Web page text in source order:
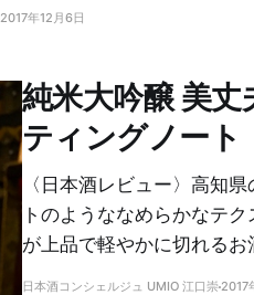
2017年12月6日
純米大吟醸 美丈
ティングノート
〈日本酒レビュー〉高知
トのようななめらかなテ
が上品で軽やかに切れるお
日本酒コンシェルジュ UMIO 江口崇 2017